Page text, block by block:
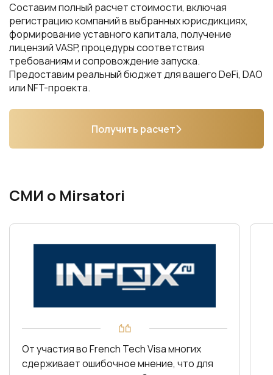
Составим полный расчет стоимости, включая
регистрацию компаний в выбранных юрисдикциях,
формирование уставного капитала, получение
лицензий VASP, процедуры соответствия
требованиям и сопровождение запуска.
Предоставим реальный бюджет для вашего DeFi, DAO
или NFT-проекта.
Получить расчет
СМИ о Mirsatori
От участия во French Tech Visa многих
сдерживает ошибочное мнение, что для